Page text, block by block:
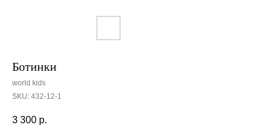
Ботинки
world kids
SKU: 432-12-1
3 300 р.